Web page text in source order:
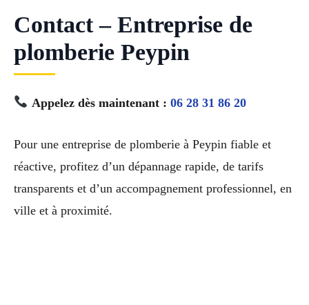
Contact – Entreprise de
plomberie Peypin
Appelez dès maintenant : 06 28 31 86 20
Pour une entreprise de plomberie à Peypin fiable et
réactive, profitez d’un dépannage rapide, de tarifs
transparents et d’un accompagnement professionnel, en
ville et à proximité.